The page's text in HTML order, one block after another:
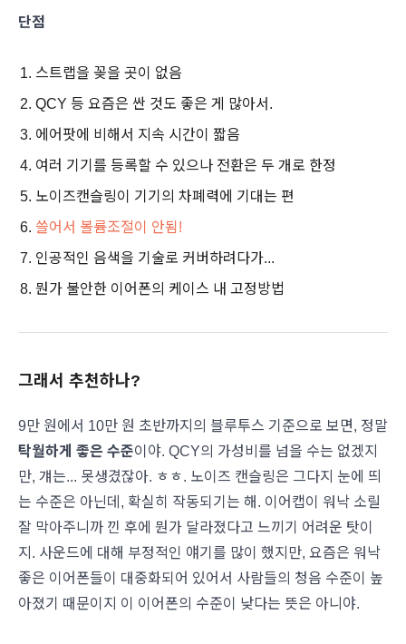
단점
스트랩을 꽂을 곳이 없음
QCY 등 요즘은 싼 것도 좋은 게 많아서.
에어팟에 비해서 지속 시간이 짧음
여러 기기를 등록할 수 있으나 전환은 두 개로 한정
노이즈캔슬링이 기기의 차폐력에 기대는 편
쓸어서 볼륨조절이 안됨!
인공적인 음색을 기술로 커버하려다가...
뭔가 불안한 이어폰의 케이스 내 고정방법
그래서 추천하나?
9만 원에서 10만 원 초반까지의 블루투스 기준으로 보면, 정말
탁월하게 좋은 수준이야. QCY의 가성비를 넘을 수는 없겠지
만, 걔는... 못생겼잖아. ㅎㅎ. 노이즈 캔슬링은 그다지 눈에 띄
는 수준은 아닌데, 확실히 작동되기는 해. 이어캡이 워낙 소릴
잘 막아주니까 낀 후에 뭔가 달라졌다고 느끼기 어려운 탓이
지. 사운드에 대해 부정적인 얘기를 많이 했지만, 요즘은 워낙
좋은 이어폰들이 대중화되어 있어서 사람들의 청음 수준이 높
아졌기 때문이지 이 이어폰의 수준이 낮다는 뜻은 아니야.